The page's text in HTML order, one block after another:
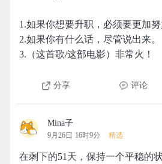
1.如果你想要升职，必须要更加努
2.如果你有什么话，尽管说出来。
3.（这首歌/这部电影）非常火！
分享 评论
Mina子
9月26日 16时9分 精选
在剩下的51天，保持一个平稳的